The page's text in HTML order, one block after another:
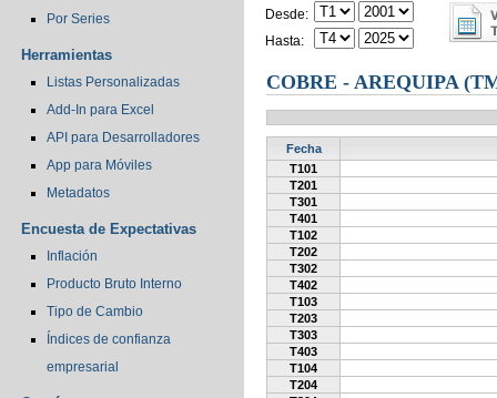
Por Series
Herramientas
Listas Personalizadas
Add-In para Excel
API para Desarrolladores
App para Móviles
Metadatos
Encuesta de Expectativas
Inflación
Producto Bruto Interno
Tipo de Cambio
Índices de confianza
empresarial
Desde:
Hasta:
COBRE - AREQUIPA
Fecha
T101
T201
T301
T401
T102
T202
T302
T402
T103
T203
T303
T403
T104
T204